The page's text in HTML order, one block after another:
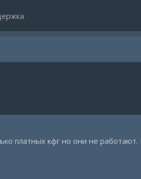
платных кфг но они не